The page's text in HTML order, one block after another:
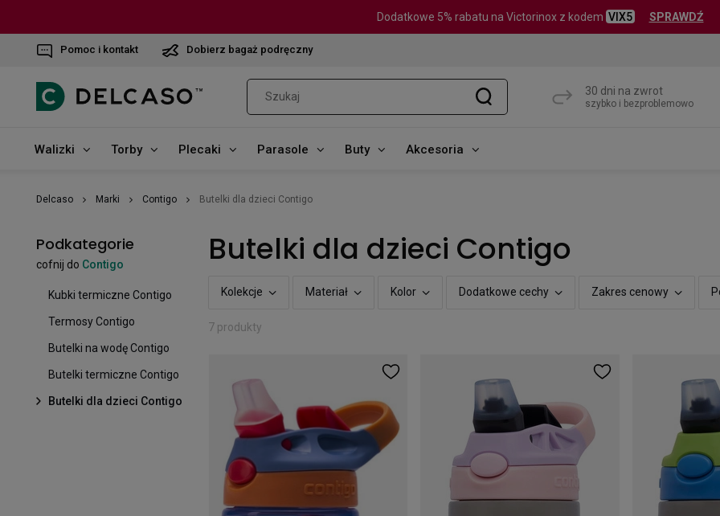
Dodatkowe 5% rabatu na Victorinox z kodem VIX5 SPRAWDŹ
Pomoc i kontakt Dobierz bagaż podręczny
30 dni na zwrot
szybko i bezproblemowo
Walizki Torby Plecaki Parasole Buty Akcesoria
Delcaso Marki Contigo Butelki dla dzieci Contigo
Podkategorie
cofnij do Contigo
Kubki termiczne Contigo
Termosy Contigo
Butelki na wodę Contigo
Butelki termiczne Contigo
Butelki dla dzieci Contigo
Butelki dla dzieci Contigo
Kolekcje Materiał Kolor Dodatkowe cechy Zakres cenowy
7 produkty